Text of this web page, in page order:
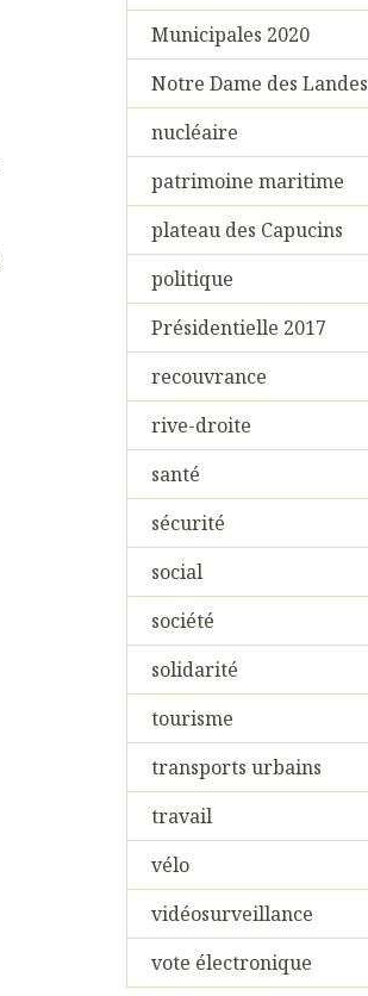
Municipales 2020
Notre Dame des Landes
nucléaire
patrimoine maritime
plateau des Capucins
politique
Présidentielle 2017
recouvrance
rive-droite
santé
sécurité
social
société
solidarité
tourisme
transports urbains
travail
vélo
vidéosurveillance
vote électronique